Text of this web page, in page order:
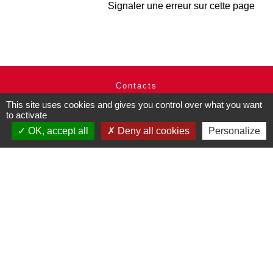
Signaler une erreur sur cette page
Contacts
Commune de Pullay
27130 Pullay - FRANCE
+33 2 32 32 18 58
This site uses cookies and gives you control over what you want
to activate
OK, accept all
Deny all cookies Personalize